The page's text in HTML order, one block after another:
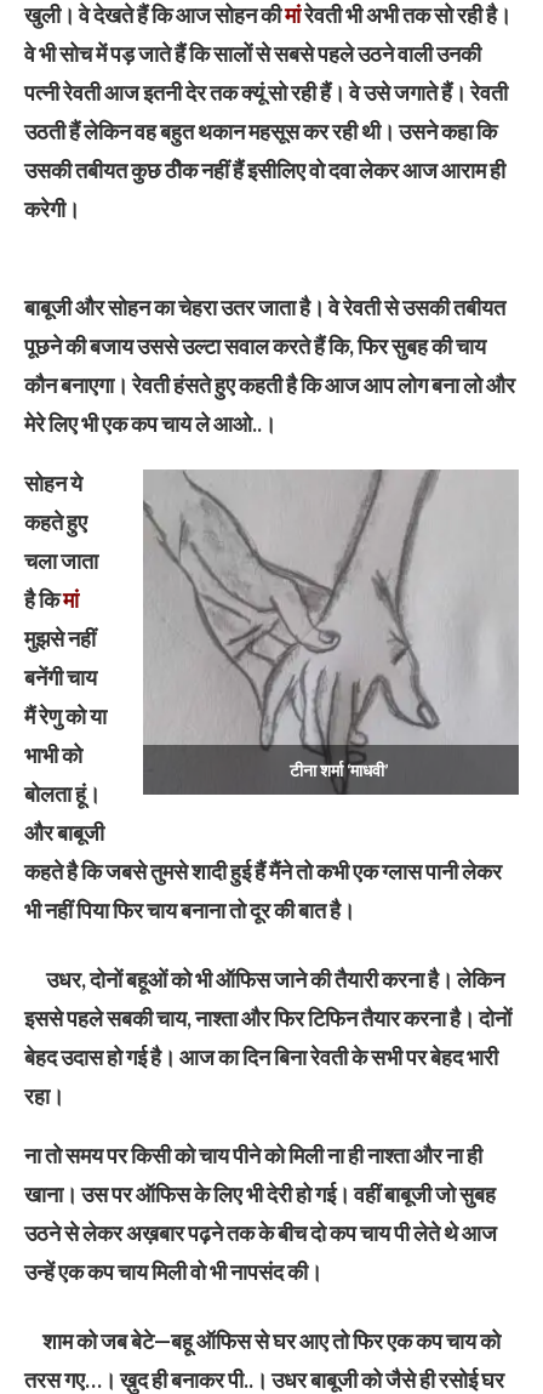
खुली। वे देखते हैं कि आज सोहन कीमांरेवती भी अभी तक सो रही है।
वे भी सोच में पड़ जाते हैं कि सालों से सबसे पहले उठने वाली उनकी
पत्नी रेवती आज इतनी देर तक क्यूं सो रही हैं। वे उसे जगाते हैं। रेवती
उठती हैं लेकिन वह बहुत थकान महसूस कर रही थी। उसने कहा कि
उसकी तबीयत कुछ ठीेक नहीं हैं इसीलिए वो दवा लेकर आज आराम ही
करेगी।
बाबूजी और सोहन का चेहरा उतर जाता है। वे रेवती से उसकी तबीयत
पूछने की बजाय उससे उल्टा सवाल करते हैं कि, फिर सुबह की चाय
कौन बनाएगा। रेवती हंसते हुए कहती है कि आज आप लोग बना लो और
मेरे लिए भी एक कप चाय ले आओ..।
टीना शर्मा ‘माधवी’
सोहन ये
कहते हुए
चला जाता
है किमां
मुझसे नहीं
बनेंगी चाय
मैं रेणु को या
भाभी को
बोलता हूं।
और बाबूजी
कहते है कि जबसे तुमसे शादी हुई हैं मैंने तो कभी एक ग्लास पानी लेकर
भी नहीं पिया फिर चाय बनाना तो दूर की बात है।
उधर, दोनों बहूओं को भी ऑफिस जाने की तैयारी करना है। लेकिन
इससे पहले सबकी चाय, नाश्ता और फिर टिफिन तैयार करना है। दोनों
बेहद उदास हो गई है। आज का दिन बिना रेवती के सभी पर बेहद भारी
रहा।
ना तो समय पर किसी को चाय पीने को मिली ना ही नाश्ता और ना ही
खाना। उस पर ऑफिस के लिए भी देरी हो गई। वहीं बाबूजी जो सुबह
उठने से लेकर अख़बार पढ़ने तक के बीच दो कप चाय पी लेते थे आज
उन्हें एक कप चाय मिली वो भी नापसंद की।
शाम को जब बेटे—बहू ऑफिस से घर आए तो फिर एक कप चाय को
तरस गए…। ख़ुद ही बनाकर पी..। उधर बाबूजी को जैसे ही रसोई घर